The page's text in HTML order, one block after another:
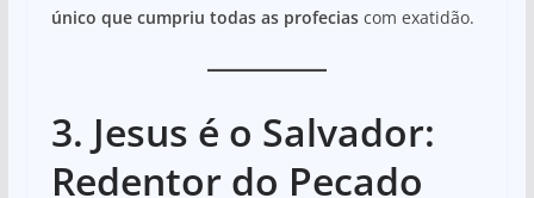
único que cumpriu todas as profeciascom exatidão.
3. Jesus é o Salvador:
Redentor do Pecado